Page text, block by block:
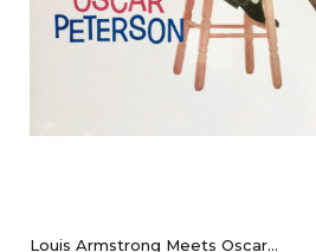
Louis Armstrong Meets Oscar...